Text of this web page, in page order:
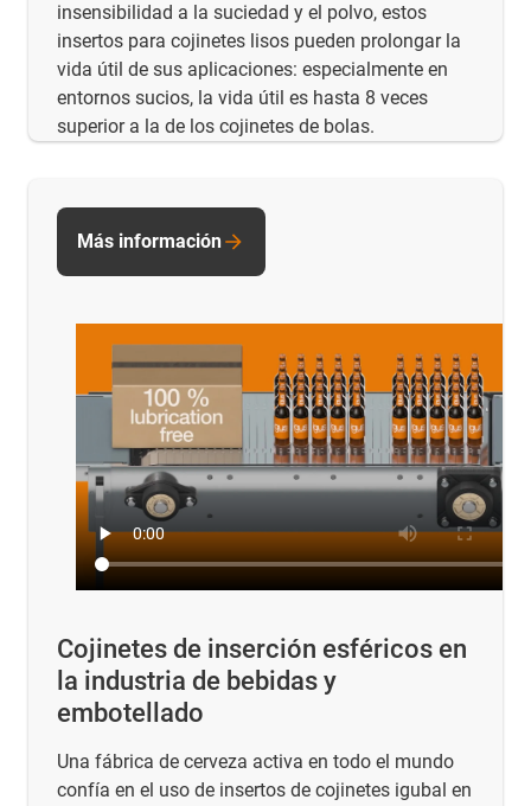
insensibilidad a la suciedad y el polvo, estos
insertos para cojinetes lisos pueden prolongar la
vida útil de sus aplicaciones: especialmente en
entornos sucios, la vida útil es hasta 8 veces
superior a la de los cojinetes de bolas.
Cojinetes de inserción esféricos en
la industria de bebidas y
embotellado
Una fábrica de cerveza activa en todo el mundo
confía en el uso de insertos de cojinetes igubal en
Más información